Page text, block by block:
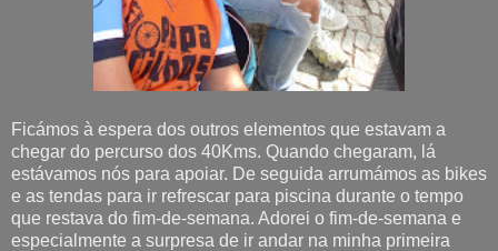
Ficámos à espera dos outros elementos que estavam a
chegar do percurso dos 40Kms. Quando chegaram, lá
estávamos nós para apoiar. De seguida arrumámos as bikes
e as tendas para ir refrescar para piscina durante o tempo
que restava do fim-de-semana. Adorei o fim-de-semana e
especialmente a surpresa de ir andar na minha primeira